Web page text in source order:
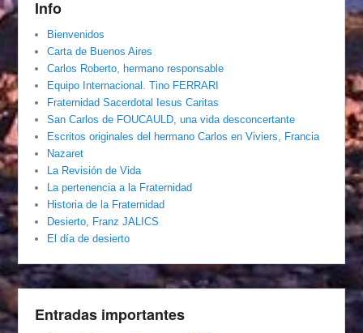
Info
Bienvenidos
Carta de Buenos Aires
Carlos Roberto, hermano responsable
Equipo Internacional. Tino FERRARI
Fraternidad Sacerdotal Iesus Caritas
San Carlos de FOUCAULD, una vida desconcertante
Escritos originales del hermano Carlos en Viviers, Francia
Nazaret
La Revisión de Vida
La pertenencia a la Fraternidad
Historia de la Fraternidad
Desierto, Franz JALICS
El día de desierto
Entradas importantes